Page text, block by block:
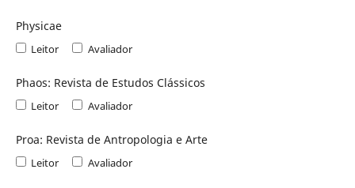
Physicae
Leitor Avaliador
Phaos: Revista de Estudos Clássicos
Leitor Avaliador
Proa: Revista de Antropologia e Arte
Leitor Avaliador